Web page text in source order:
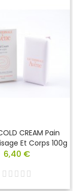
CREAM Pain
Et Corps 100g
6,40 €